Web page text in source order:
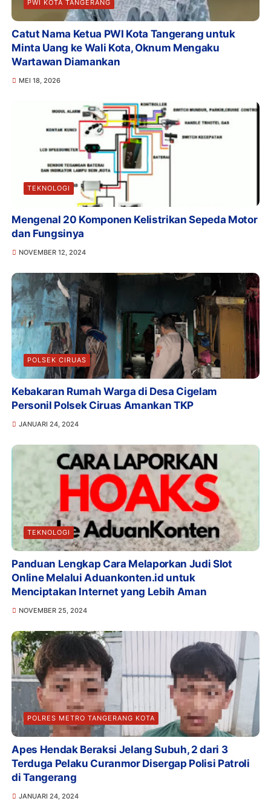
PWI KOTA TANGERANG
Catut Nama Ketua PWI Kota Tangerang untuk
Minta Uang ke Wali Kota, Oknum Mengaku
Wartawan Diamankan
MEI 18, 2026
TEKNOLOGI
Mengenal 20 Komponen Kelistrikan Sepeda Motor
dan Fungsinya
NOVEMBER 12, 2024
POLSEK CIRUAS
Kebakaran Rumah Warga di Desa Cigelam
Personil Polsek Ciruas Amankan TKP
JANUARI 24, 2024
TEKNOLOGI
Panduan Lengkap Cara Melaporkan Judi Slot
Online Melalui Aduankonten.id untuk
Menciptakan Internet yang Lebih Aman
NOVEMBER 25, 2024
POLRES METRO TANGERANG KOTA
Apes Hendak Beraksi Jelang Subuh, 2 dari 3
Terduga Pelaku Curanmor Disergap Polisi Patroli
di Tangerang
JANUARI 24, 2024